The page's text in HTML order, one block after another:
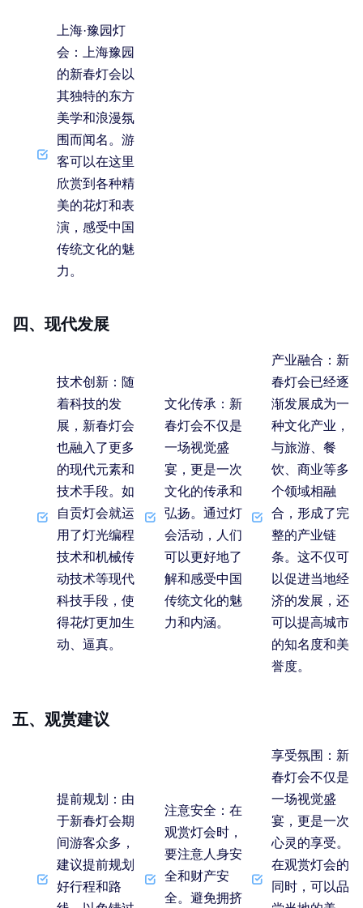
上海·豫园灯
会 ：上海豫园
的新春灯会以
其独特的东方
美学和浪漫氛
围而闻名。游
客可以在这里
欣赏到各种精
美的花灯和表
演，感受中国
传统文化的魅
力。
四、现代发展
技术创新 ：随
着科技的发
展，新春灯会
也融入了更多
的现代元素和
技术手段。如
自贡灯会就运
用了灯光编程
技术和机械传
动技术等现代
科技手段，使
得花灯更加生
动、逼真。
文化传承 ：新
春灯会不仅是
一场视觉盛
宴，更是一次
文化的传承和
弘扬。通过灯
会活动，人们
可以更好地了
解和感受中国
传统文化的魅
力和内涵。
产业融合 ：新
春灯会已经逐
渐发展成为一
种文化产业，
与旅游、餐
饮、商业等多
个领域相融
合，形成了完
整的产业链
条。这不仅可
以促进当地经
济的发展，还
可以提高城市
的知名度和美
誉度。
五、观赏建议
提前规划
：由
于新春灯会期
间游客众多，
建议提前规划
好行程和路
注意安全 ：在
观赏灯会时，
要注意人身安
全和财产安
全。避免拥挤
享受氛围 ：新
春灯会不仅是
一场视觉盛
宴，更是一次
心灵的享受。
在观赏灯会的
同时，可以品